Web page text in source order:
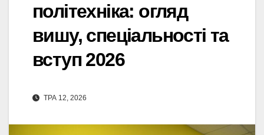
політехніка: огляд
вишу, спеціальності та
вступ 2026
ТРА 12, 2026